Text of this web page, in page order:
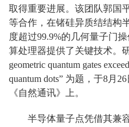
取得重要进展。该团队郭国
等合作，在锗硅异质结结构
度超过99.9%的几何量子门
算处理器提供了关键技术。
geometric quantum gates
quantum dots” 为题，于8月
《自然通讯》上。
半导体量子点凭借其兼